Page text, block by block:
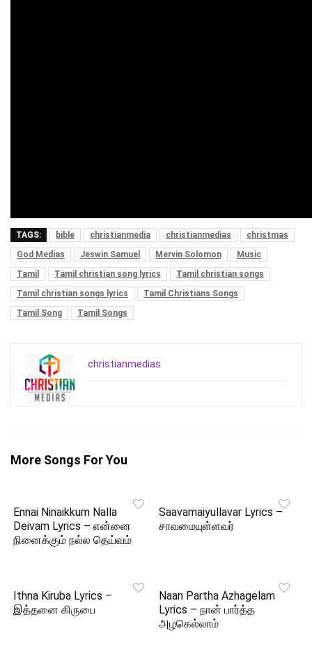
TAGS: bible christianmedia christianmedias
christmas
God Medias
Jeswin Samuel Mervin Solomon
Music
Tamil
Tamil christian song lyrics
Tamil christian songs
Tamil christian songs lyrics
Tamil Christians Songs
Tamil Song
Tamil Songs
christianmedias
More Songs For You
Ennai Ninaikkum Nalla
Deivam Lyrics – என்னை
நினைக்கும் நல்ல தெய்வம்
Saavamaiyullavar Lyrics –
சாவமையுள்ளவர்
Ithna Kiruba Lyrics –
இத்தனை கிருபை
Naan Partha Azhagelam
Lyrics – நான் பார்த்த
அழகெல்லாம்